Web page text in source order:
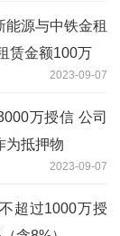
能源与中铁金租
赁金额100万
2023-09-07
万授信 公司
为抵押物
2023-09-07
超过1000万授